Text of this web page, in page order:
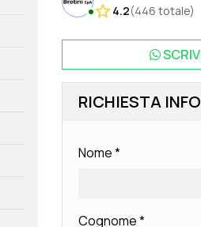
4.2(446 totale)
RICHIESTA
Nome*
Cognome*